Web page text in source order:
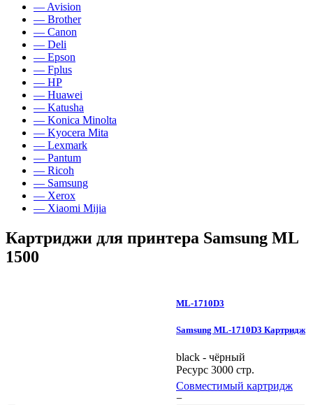
— Avision
— Brother
— Canon
— Deli
— Epson
— Fplus
— HP
— Huawei
— Katusha
— Konica Minolta
— Kyocera Mita
— Lexmark
— Pantum
— Ricoh
— Samsung
— Xerox
— Xiaomi Mijia
Картриджи для принтера Samsung ML
1500
ML-1710D3
Samsung ML-1710D3 Картридж
black - чёрный
Ресурс 3000 стр.
Совместимый картридж
−